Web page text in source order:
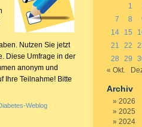
Nutzen Sie jetzt
Diese Umfrage in der
anonym und
Ihre Teilnahme! Bitte
Weblog
1
7
8
14
15
21
22
28
29
« Okt.
Archiv
2026
2025
2024